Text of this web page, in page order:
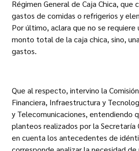
Régimen General de Caja Chica, que
gastos de comidas o refrigerios y
Por último, aclara que no se requiere
monto total de la caja chica, sino,
gastos.
Que al respecto, intervino la
Financiera, Infraestructura y
y Telecomunicaciones, entendiendo
planteos realizados por la Secretaría
en cuenta los antecedentes de